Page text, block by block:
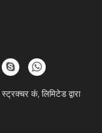
कं, लिमिटेड द्वारा